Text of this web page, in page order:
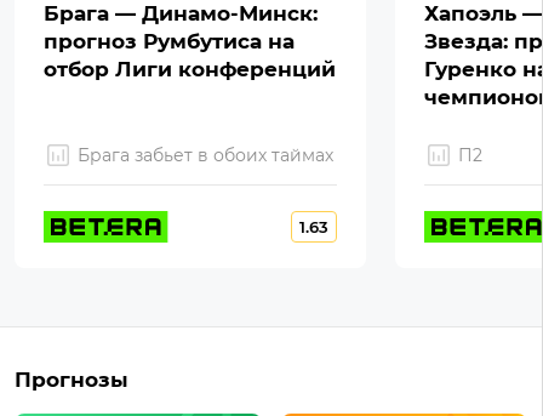
Брага — Динамо-Минск:
прогноз Румбутиса на
отбор Лиги конференций
Брага забьет в обоих таймах
1.63
Хапоэль
Звезда:
Гуренко
П2
Прогнозы